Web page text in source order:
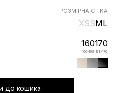
РОЗМІРНА СІТКА
XSSML
160
160-168
170
168-176
до кошика